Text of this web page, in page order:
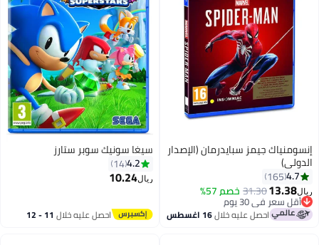
إنسومنياك جيمز سبايدرمان (الإصدار
الدولي)
4.7
165
ريال13.38
31.30خصم 57% أقل سعر في 30 يوم
بتخلّص بسرعة
أقل سعر في 30 يوماحصل عليه خلال16 اغسطس
سيغا سونيك سوبر ستارز
4.2
14
ريال10.24
احصل عليه خلال 11 - 12